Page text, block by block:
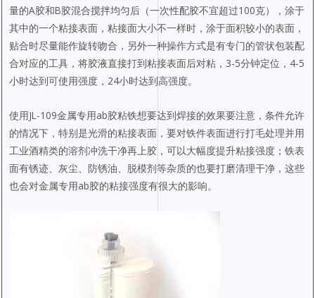
量的A胶和B胶混合搅拌均匀后（一次性配胶不宜超过100克），涂于
其中的一个粘接表面，粘接面大小不一样时，涂于面积较小的表面，
贴合时尽量能作旋转吻合，另外一种操作方式是有专门的管状包装配
合对应的工具，将胶液直接打到粘接表面后对粘，3-5分钟定位，4-5
小时达到可使用强度，24小时达到高强度。
使用JL-109金属专用ab胶粘铁想要达到焊接的效果要注意，条件允许
的情况下，特别是光滑的粘接表面，要对铁件表面进行打毛处理并用
工业酒精类的溶剂冲洗干净再上胶，可以大幅度提升粘接强度；铁表
面有锈迹、灰尘、防锈油、脱模剂等杂质的也要打磨清理干净，这些
也会对金属专用ab胶的粘接强度有很大的影响。